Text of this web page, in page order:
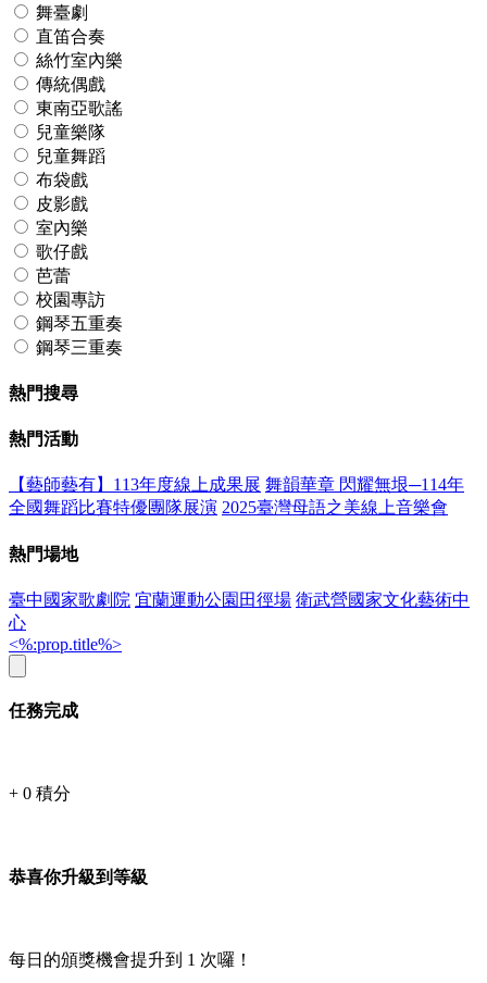
舞臺劇
直笛合奏
絲竹室內樂
傳統偶戲
東南亞歌謠
兒童樂隊
兒童舞蹈
布袋戲
皮影戲
室內樂
歌仔戲
芭蕾
校園專訪
鋼琴五重奏
鋼琴三重奏
熱門搜尋
熱門活動
【藝師藝有】113年度線上成果展 舞韻華章 閃耀無垠─114年
全國舞蹈比賽特優團隊展演 2025臺灣母語之美線上音樂會
熱門場地
臺中國家歌劇院 宜蘭運動公園田徑場 衛武營國家文化藝術中
心
<%:prop.title%>
任務完成
+ 0 積分
恭喜你升級到等級
每日的頒獎機會提升到 1 次囉！